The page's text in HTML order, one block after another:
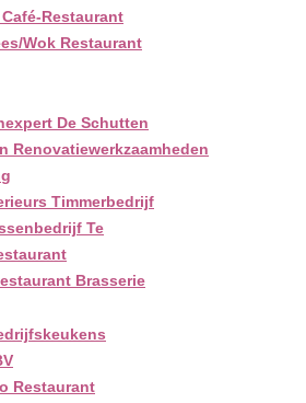
Restaurant
Wok Restaurant
De Schutten
Renovatiewerkzaamheden
Timmerbedrijf
Te
Brasserie
Restaurant